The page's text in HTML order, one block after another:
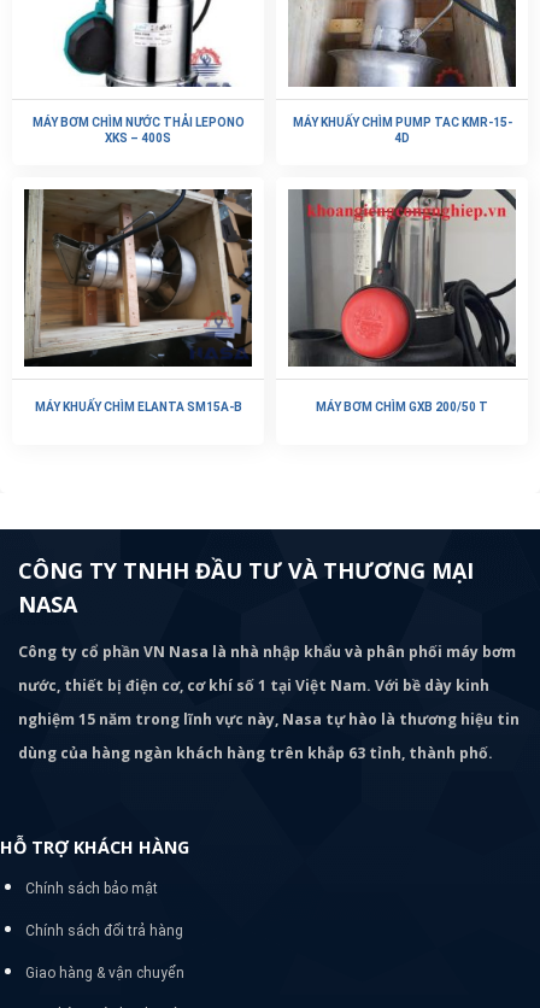
MÁY BƠM CHÌM NƯỚC THẢI LEPONO
XKS – 400S
MÁY KHUẤY CHÌM PUMP TAC KMR-15-
4D
MÁY KHUẤY CHÌM ELANTA SM15A-B MÁY BƠM CHÌM GXB 200/50 T
CÔNG TY TNHH ĐẦU TƯ VÀ THƯƠNG MẠI
NASA
Công ty cổ phần VN Nasa là nhà nhập khẩu và phân phối máy bơm
nước, thiết bị điện cơ, cơ khí số 1 tại Việt Nam. Với bề dày kinh
nghiệm 15 năm trong lĩnh vực này, Nasa tự hào là thương hiệu tin
dùng của hàng ngàn khách hàng trên khắp 63 tỉnh, thành phố.
HỖ TRỢ KHÁCH HÀNG
Chính sách bảo mật
Chính sách đổi trả hàng
Giao hàng & vận chuyển